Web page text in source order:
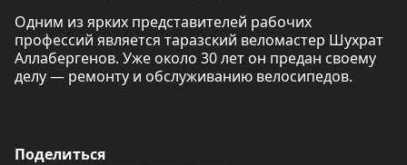
Одним из ярких представителей рабочих
профессий является таразский веломастер Шухрат
Аллабергенов. Уже около 30 лет он предан своему
делу — ремонту и обслуживанию велосипедов.
Поделиться